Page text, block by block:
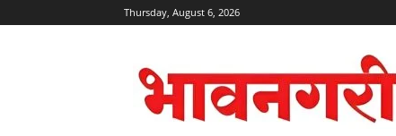
Thursday, August 6, 2026